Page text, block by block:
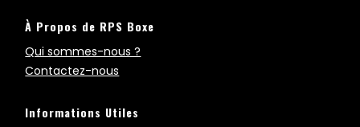
À Propos de RPS Boxe
Qui sommes-nous ?
Contactez-nous
Informations Utiles